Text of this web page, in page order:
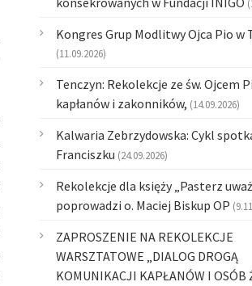
Kongres Grup Modlitwy Ojca Pio w
(11.09.2026)
Tenczyn: Rekolekcje ze św. Ojcem
kapłanów i zakonników, (14.09.2026)
Kalwaria Zebrzydowska: Cykl
Franciszku (24.09.2026)
Rekolekcje dla księży „Pasterz
poprowadzi o. Maciej Biskup OP
ZAPROSZENIE NA REKOLEKCJE
WARSZTATOWE „DIALOG DROGĄ
KOMUNIKACJI KAPŁANÓW I OSÓB